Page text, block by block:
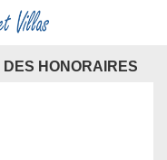
HONORAIRES